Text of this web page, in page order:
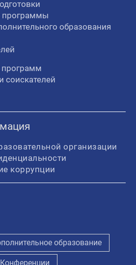
программы
образования
программ
соискателей
организации
коррупции
образование
Конференции